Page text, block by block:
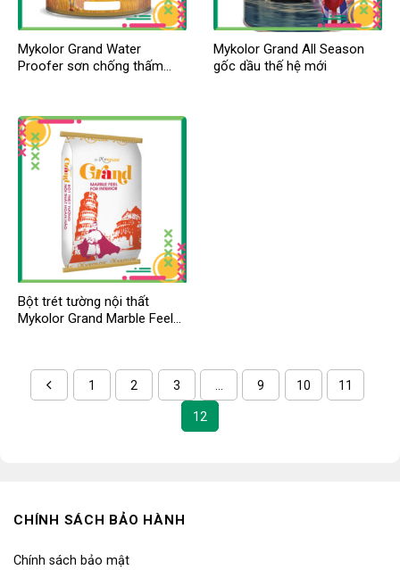
Mykolor Grand Water
Proofer sơn chống thấm
Mykolor Grand All Season
gốc dầu thế hệ mới
Bột trét tường nội thất
Mykolor Grand Marble Feel
1 2 3 9 10 11
12
CHÍNH SÁCH BẢO HÀNH
Chính sách bảo mật